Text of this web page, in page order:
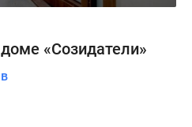
«Созидатели»